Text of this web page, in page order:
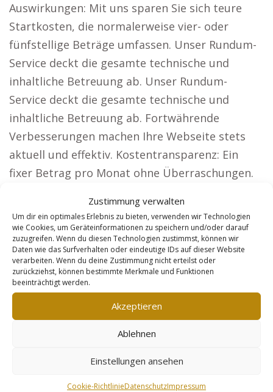
Zustimmung verwalten
Um dir ein optimales Erlebnis zu bieten, verwenden wir Technologien
wie Cookies, um Geräteinformationen zu speichern und/oder darauf
zuzugreifen. Wenn du diesen Technologien zustimmst, können wir
Daten wie das Surfverhalten oder eindeutige IDs auf dieser Website
verarbeiten. Wenn du deine Zustimmung nicht erteilst oder
zurückziehst, können bestimmte Merkmale und Funktionen
beeinträchtigt werden.
Akzeptieren
Ablehnen
Einstellungen ansehen
Cookie-RichtlinieDatenschutzImpressum
Auswirkungen: Mit uns sparen Sie sich teure
Startkosten, die normalerweise vier- oder
fünfstellige Beträge umfassen. Unser Rundum-
Service deckt die gesamte technische und
inhaltliche Betreuung ab. Unser Rundum-
Service deckt die gesamte technische und
inhaltliche Betreuung ab. Fortwährende
Verbesserungen machen Ihre Webseite stets
aktuell und effektiv. Kostentransparenz: Ein
fixer Betrag pro Monat ohne Überraschungen.
verschafft. Für Unternehmen, die eine große
Zielgruppe erreichen möchten, sind unsere
Webseiten ideal, wie zum Beispiel: Anwälte:
Präsentieren Sie Ihre Kanzlei bundesweit und
erweitern Sie Ihre Mandantenbasis. Architekten:
Mit einer Präsentation Ihrer Projekte gewinnen
Sie neue Bauherren.
können Ihre Leistungen entdecken.
Sicherheitsdienste: Etablieren Sie sich als